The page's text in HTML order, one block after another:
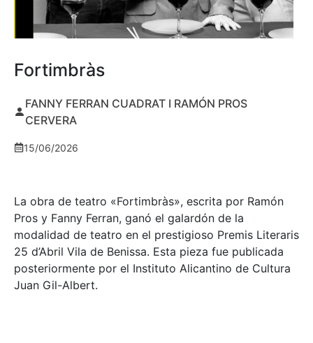
Fortimbràs
FANNY FERRAN CUADRAT I RAMÓN PROS
CERVERA
15/06/2026
La obra de teatro «Fortimbràs», escrita por Ramón
Pros y Fanny Ferran, ganó el galardón de la
modalidad de teatro en el prestigioso Premis Literaris
25 d’Abril Vila de Benissa. Esta pieza fue publicada
posteriormente por el Instituto Alicantino de Cultura
Juan Gil-Albert.